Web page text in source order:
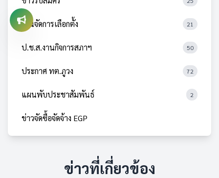
งานจัดการเลือกตั้ง 21
ป.ช.ส.งานกิจการสภาฯ 50
ประกาศ ทต.ภูวง 72
แผนพับประชาสัมพันธ์ 2
ข่าวจัดซื้อจัดจ้าง EGP
ข่าวที่เกี่ยวข้อง